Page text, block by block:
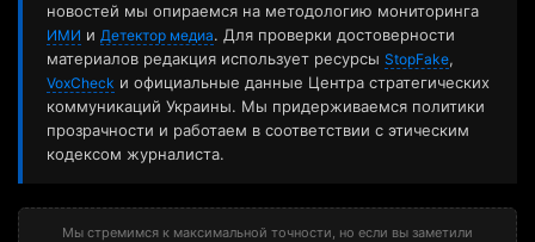
новостей мы опираемся на методологию мониторинга
ИМИ и Детектор медиа. Для проверки достоверности
материалов редакция использует ресурсы StopFake,
VoxCheck и официальные данные Центра стратегических
коммуникаций Украины. Мы придерживаемся политики
прозрачности и работаем в соответствии с этическим
кодексом журналиста.
Мы стремимся к максимальной точности, но если вы заметили